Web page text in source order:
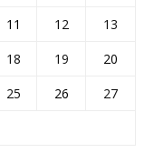
11 12
13
18 19
20
25 26
27